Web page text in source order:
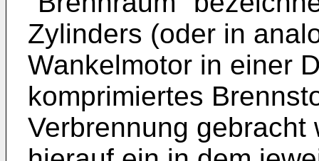
Zylinders (oder in
Wankelmotor in einer
komprimiertes
Verbrennung